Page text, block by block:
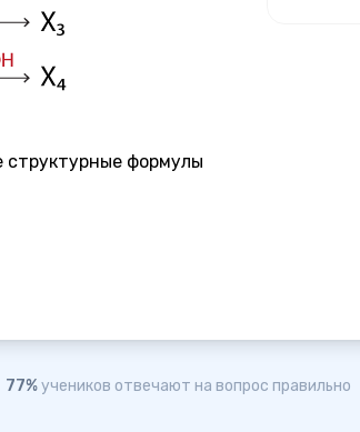
структурные формулы
77%учеников отвечают на вопрос правильно